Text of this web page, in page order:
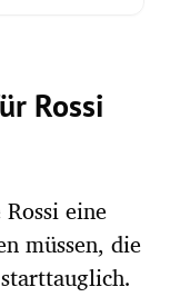
Rossi
eine
müssen, die